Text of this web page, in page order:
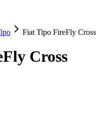
Fiat Tipo FireFly Cross
Cross